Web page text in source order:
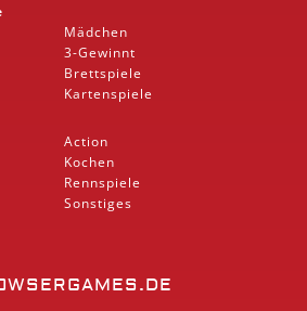
Mädchen
3-Gewinnt
Brettspiele
Kartenspiele
Action
Kochen
Rennspiele
Sonstiges